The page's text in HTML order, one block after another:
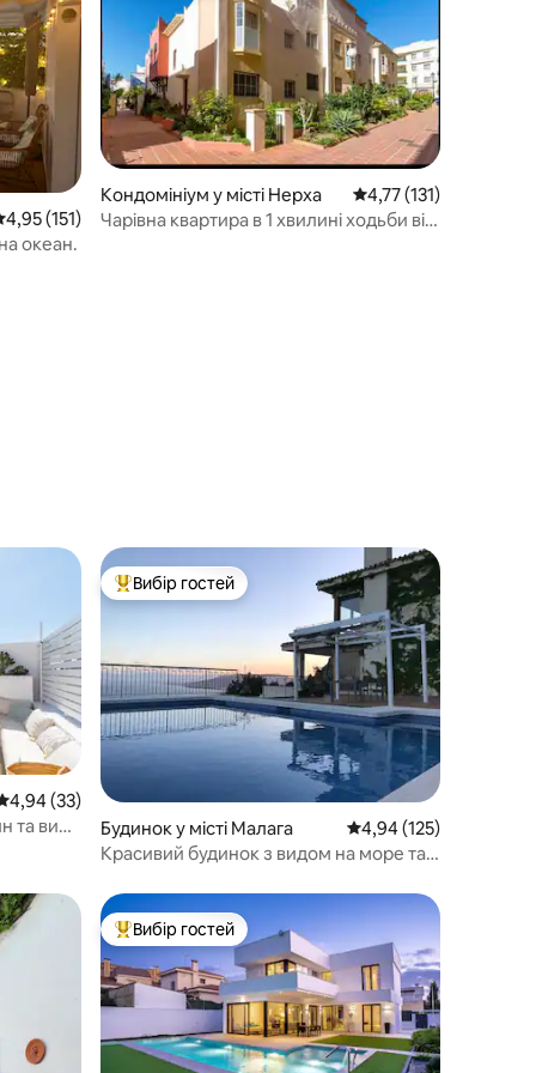
оцінка: 4,95 з 5, відгуки: 151
4,95 (151)
океан.
Кондомініум у місті Нерха Середня оцінка: 4,77
4,77 (131)
Чарівна квартира в 1 хвилині ходьби від
оцінка: 4,94 з 5, відгуки: 33
4,94 (33)
та вид
Топ вибір гостей
Вибір гостей
Будинок у місті Малага Середня оцінка: 4,94
4,94 (125)
Красивий будинок з видом на море та
Топ вибір гостей
Вибір гостей